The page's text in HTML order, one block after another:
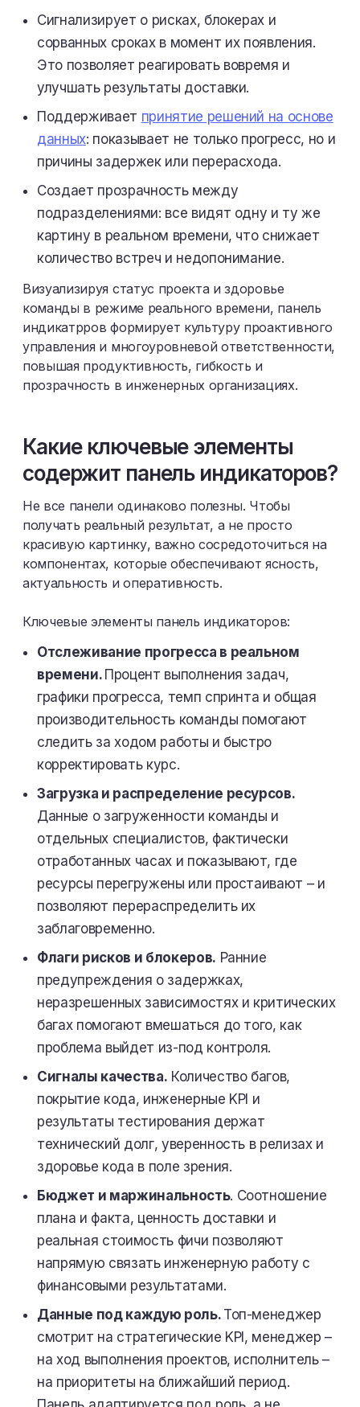
Сигнализирует о рисках, блокерах и
сорванных сроках в момент их появления.
Это позволяет реагировать вовремя и
улучшать результаты доставки.
Поддерживает принятие решений на основе
данных: показывает не только прогресс, но и
причины задержек или перерасхода.
Создает прозрачность между
подразделениями: все видят одну и ту же
картину в реальном времени, что снижает
количество встреч и недопонимание.
Визуализируя статус проекта и здоровье
команды в режиме реального времени, панель
индикатрров формирует культуру проактивного
управления и многоуровневой ответственности,
повышая продуктивность, гибкость и
прозрачность в инженерных организациях.
Какие ключевые элементы
содержит панель индикаторов?
Не все панели одинаково полезны. Чтобы
получать реальный результат, а не просто
красивую картинку, важно сосредоточиться на
компонентах, которые обеспечивают ясность,
актуальность и оперативность.
Ключевые элементы панель индикаторов:
Отслеживание прогресса в реальном
времени. Процент выполнения задач,
графики прогресса, темп спринта и общая
производительность команды помогают
следить за ходом работы и быстро
корректировать курс.
Загрузка и распределение ресурсов.
Данные о загруженности команды и
отдельных специалистов, фактически
отработанных часах и показывают, где
ресурсы перегружены или простаивают – и
позволяют перераспределить их
заблаговременно.
Флаги рисков и блокеров. Ранние
предупреждения о задержках,
неразрешенных зависимостях и критических
багах помогают вмешаться до того, как
проблема выйдет из-под контроля.
Сигналы качества. Количество багов,
покрытие кода, инженерные KPI и
результаты тестирования держат
технический долг, уверенность в релизах и
здоровье кода в поле зрения.
Бюджет и маржинальность. Соотношение
плана и факта, ценность доставки и
реальная стоимость фичи позволяют
напрямую связать инженерную работу с
финансовыми результатами.
Данные под каждую роль. Топ-менеджер
смотрит на стратегические KPI, менеджер –
на ход выполнения проектов, исполнитель –
на приоритеты на ближайший период.